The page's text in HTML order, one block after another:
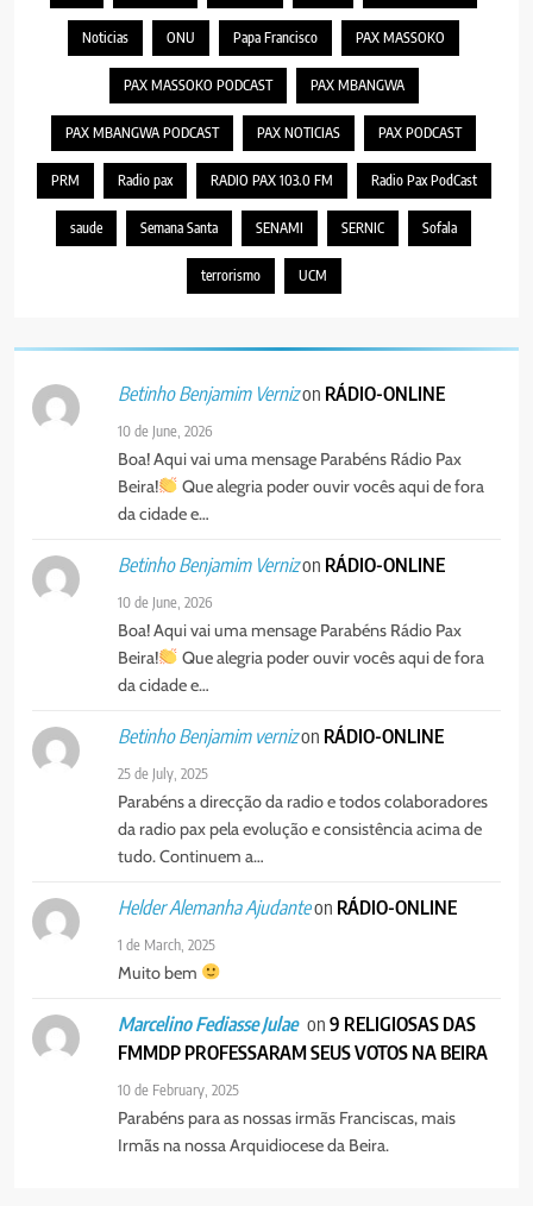
Noticias ONU Papa Francisco PAX MASSOKO
PAX MASSOKO PODCAST PAX MBANGWA
PAX MBANGWA PODCAST PAX NOTICIAS PAX PODCAST
PRM Radio pax RADIO PAX 103.0 FM Radio Pax PodCast
saude Semana Santa SENAMI SERNIC Sofala
terrorismo UCM
Betinho Benjamim Vernizon RÁDIO-ONLINE
10 de June, 2026
Boa! Aqui vai uma mensage Parabéns Rádio Pax
Beira!
Que alegria poder ouvir vocês aqui de fora
da cidade e…
Betinho Benjamim Vernizon RÁDIO-ONLINE
10 de June, 2026
Boa! Aqui vai uma mensage Parabéns Rádio Pax
Beira!
Que alegria poder ouvir vocês aqui de fora
da cidade e…
Betinho Benjamim vernizon RÁDIO-ONLINE
25 de July, 2025
Parabéns a direcção da radio e todos colaboradores
da radio pax pela evolução e consistência acima de
tudo. Continuem a…
Helder Alemanha Ajudanteon RÁDIO-ONLINE
1 de March, 2025
Muito bem
Marcelino Fediasse Julae on9 RELIGIOSAS DAS
FMMDP PROFESSARAM SEUS VOTOS NA BEIRA
10 de February, 2025
Parabéns para as nossas irmãs Franciscas, mais
Irmãs na nossa Arquidiocese da Beira.